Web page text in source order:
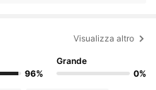
Visualizza altro
96%
Grande
0%